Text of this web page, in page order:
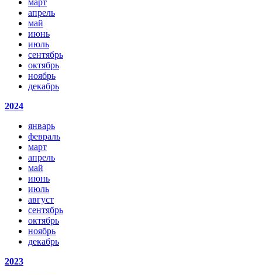
апрель
май
июнь
июль
сентябрь
октябрь
ноябрь
декабрь
2024
январь
февраль
март
апрель
май
июнь
июль
август
сентябрь
октябрь
ноябрь
декабрь
2023